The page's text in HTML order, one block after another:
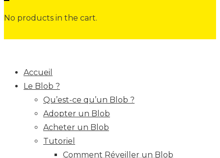
No products in the cart.
Accueil
Le Blob ?
Qu’est-ce qu’un Blob ?
Adopter un Blob
Acheter un Blob
Tutoriel
Comment Réveiller un Blob